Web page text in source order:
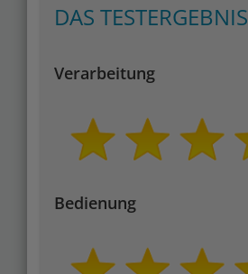
DAS TESTERGEBNIS
Verarbeitung
Bedienung